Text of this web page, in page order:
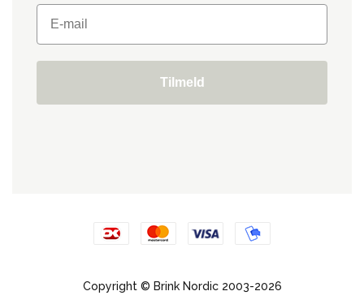
Tilmeld
Copyright © Brink Nordic 2003-2026